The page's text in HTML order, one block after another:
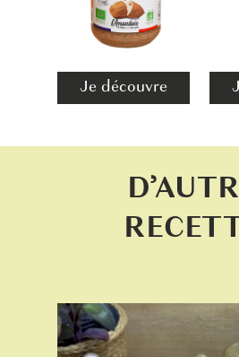
Je découvre